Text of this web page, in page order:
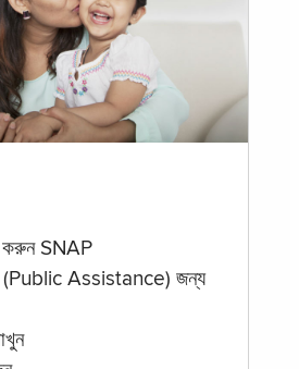
করুন SNAP
(Public Assistance) জন্য